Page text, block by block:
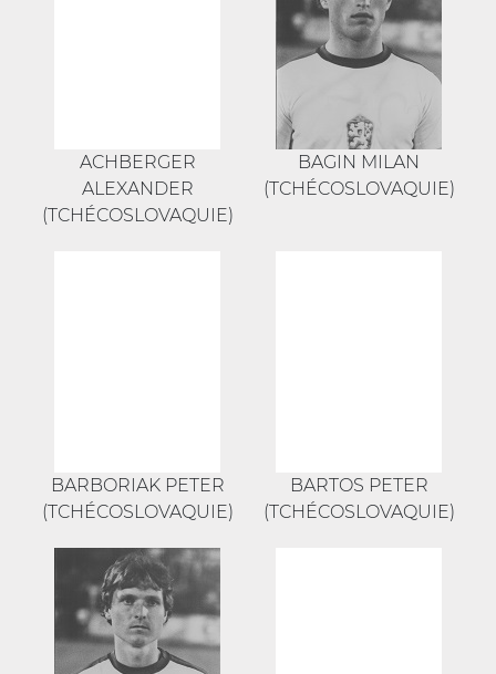
ACHBERGER
ALEXANDER
(TCHÉCOSLOVAQUIE)
BAGIN MILAN
(TCHÉCOSLOVAQUIE)
BARBORIAK PETER
(TCHÉCOSLOVAQUIE)
BARTOS PETER
(TCHÉCOSLOVAQUIE)